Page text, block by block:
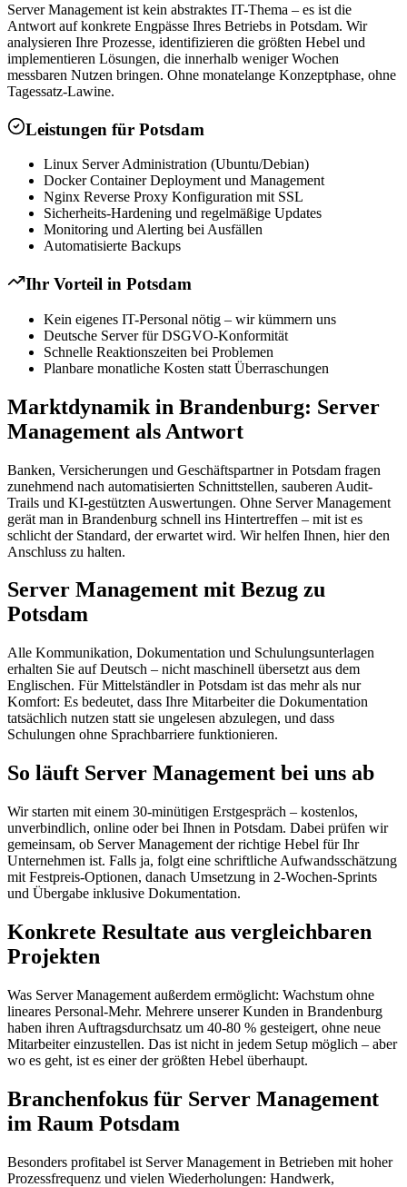
Server Management ist kein abstraktes IT-Thema – es ist die
Antwort auf konkrete Engpässe Ihres Betriebs in Potsdam. Wir
analysieren Ihre Prozesse, identifizieren die größten Hebel und
implementieren Lösungen, die innerhalb weniger Wochen
messbaren Nutzen bringen. Ohne monatelange Konzeptphase, ohne
Tagessatz-Lawine.
Leistungen für Potsdam
Linux Server Administration (Ubuntu/Debian)
Docker Container Deployment und Management
Nginx Reverse Proxy Konfiguration mit SSL
Sicherheits-Hardening und regelmäßige Updates
Monitoring und Alerting bei Ausfällen
Automatisierte Backups
Ihr Vorteil in Potsdam
Kein eigenes IT-Personal nötig – wir kümmern uns
Deutsche Server für DSGVO-Konformität
Schnelle Reaktionszeiten bei Problemen
Planbare monatliche Kosten statt Überraschungen
Marktdynamik in Brandenburg: Server
Management als Antwort
Banken, Versicherungen und Geschäftspartner in Potsdam fragen
zunehmend nach automatisierten Schnittstellen, sauberen Audit-
Trails und KI-gestützten Auswertungen. Ohne Server Management
gerät man in Brandenburg schnell ins Hintertreffen – mit ist es
schlicht der Standard, der erwartet wird. Wir helfen Ihnen, hier den
Anschluss zu halten.
Server Management mit Bezug zu
Potsdam
Alle Kommunikation, Dokumentation und Schulungsunterlagen
erhalten Sie auf Deutsch – nicht maschinell übersetzt aus dem
Englischen. Für Mittelständler in Potsdam ist das mehr als nur
Komfort: Es bedeutet, dass Ihre Mitarbeiter die Dokumentation
tatsächlich nutzen statt sie ungelesen abzulegen, und dass
Schulungen ohne Sprachbarriere funktionieren.
So läuft Server Management bei uns ab
Wir starten mit einem 30-minütigen Erstgespräch – kostenlos,
unverbindlich, online oder bei Ihnen in Potsdam. Dabei prüfen wir
gemeinsam, ob Server Management der richtige Hebel für Ihr
Unternehmen ist. Falls ja, folgt eine schriftliche Aufwandsschätzung
mit Festpreis-Optionen, danach Umsetzung in 2-Wochen-Sprints
und Übergabe inklusive Dokumentation.
Konkrete Resultate aus vergleichbaren
Projekten
Was Server Management außerdem ermöglicht: Wachstum ohne
lineares Personal-Mehr. Mehrere unserer Kunden in Brandenburg
haben ihren Auftragsdurchsatz um 40-80 % gesteigert, ohne neue
Mitarbeiter einzustellen. Das ist nicht in jedem Setup möglich – aber
wo es geht, ist es einer der größten Hebel überhaupt.
Branchenfokus für Server Management
im Raum Potsdam
Besonders profitabel ist Server Management in Betrieben mit hoher
Prozessfrequenz und vielen Wiederholungen: Handwerk,